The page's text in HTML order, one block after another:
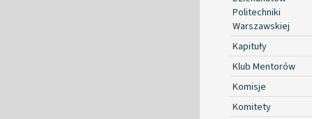
Politechniki
Warszawskiej
Kapituły
Klub Mentorów
Komisje
Komitety